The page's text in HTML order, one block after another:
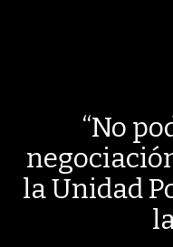
“No
la Unidad